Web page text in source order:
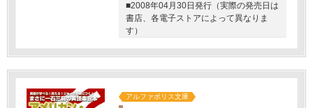
■2008年04月30日発行（実際の発売日は
書店、各電子ストアによって異なりま
す）
アルファポリス文庫